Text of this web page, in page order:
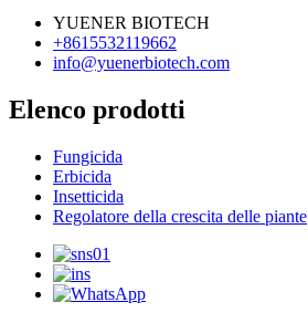
YUENER BIOTECH
+8615532119662
info@yuenerbiotech.com
Elenco prodotti
Fungicida
Erbicida
Insetticida
Regolatore della crescita delle piante